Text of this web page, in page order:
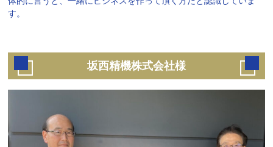
す。
坂西精機株式会社様